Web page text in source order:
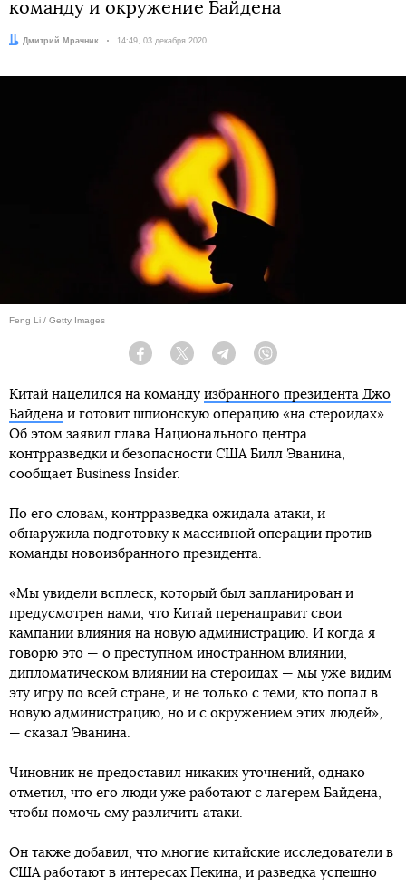
команду и окружение Байдена
Автор:
Дмитрий Мрачник Дата:
14:49, 03 декабря 2020
Feng Li / Getty Images
Facebook Twitter Telegram
Китай нацелился на команду избранного президента Джо
Байдена и готовит шпионскую операцию «на стероидах».
Об этом заявил глава Национального центра
контрразведки и безопасности США Билл Эванина,
сообщает Business Insider.
По его словам, контрразведка ожидала атаки, и
обнаружила подготовку к массивной операции против
команды новоизбранного президента.
«Мы увидели всплеск, который был запланирован и
предусмотрен нами, что Китай перенаправит свои
кампании влияния на новую администрацию. И когда я
говорю это — о преступном иностранном влиянии,
дипломатическом влиянии на стероидах — мы уже видим
эту игру по всей стране, и не только с теми, кто попал в
новую администрацию, но и с окружением этих людей»,
— сказал Эванина.
Чиновник не предоставил никаких уточнений, однако
отметил, что его люди уже работают с лагерем Байдена,
чтобы помочь ему различить атаки.
Он также добавил, что многие китайские исследователи в
США работают в интересах Пекина, и разведка успешно